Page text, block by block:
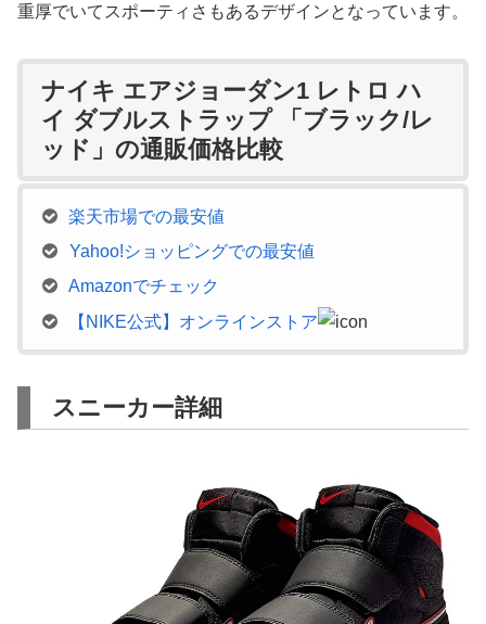
重厚でいてスポーティさもあるデザインとなっています。
ナイキ エアジョーダン1 レトロ ハ
イ ダブルストラップ 「ブラック/レ
ッド」の通販価格比較
楽天市場での最安値
Yahoo!ショッピングでの最安値
Amazonでチェック
【NIKE公式】オンラインストア
スニーカー詳細